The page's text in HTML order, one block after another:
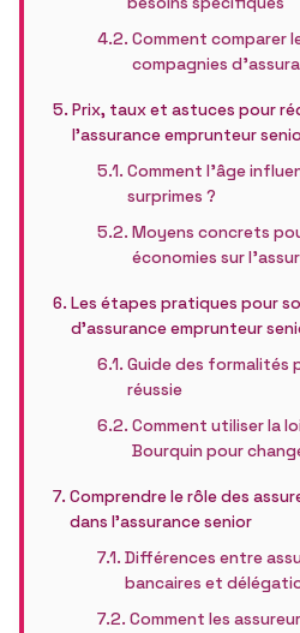
Comment comparer
compagnies
Prix, taux et astuces pour
l’assurance emprunteur
Comment l’âge
surprimes ?
Moyens concrets
économies sur
Les étapes pratiques pour
d’assurance emprunteur
Guide des formalités
réussie
Comment utiliser la
Bourquin pour
Comprendre le rôle des
dans l’assurance senior
Différences entre
bancaires et
Comment les